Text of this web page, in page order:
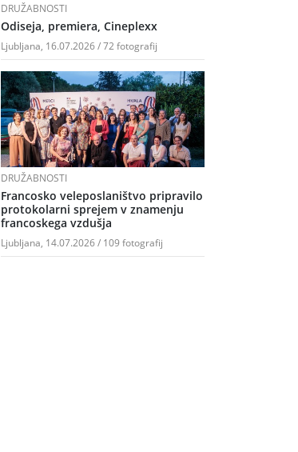
DRUŽABNOSTI
Odiseja, premiera, Cineplexx
Ljubljana, 16.07.2026 / 72 fotografij
DRUŽABNOSTI
Francosko veleposlaništvo pripravilo
protokolarni sprejem v znamenju
francoskega vzdušja
Ljubljana, 14.07.2026 / 109 fotografij